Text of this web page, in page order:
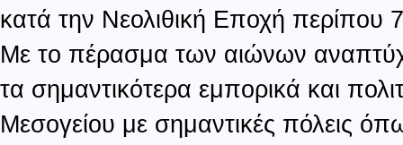
κατά την Νεολιθική Εποχή περίπου
Με το πέρασμα των αιώνων
τα σημαντικότερα εμπορικά και
Μεσογείου με σημαντικές πόλεις